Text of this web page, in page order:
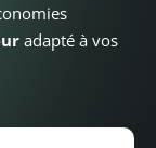
adapté à vos